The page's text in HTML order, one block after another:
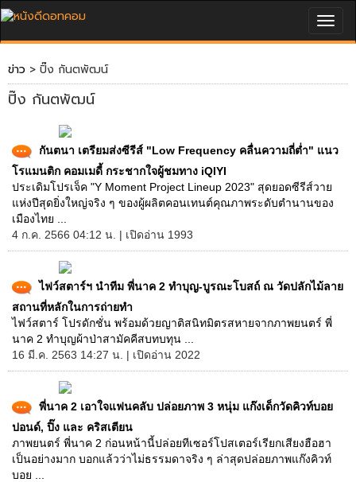
ข่าว > ปิ๊ง กันตพัฒน์
ปิ๊ง กันตพัฒน์
กันตนา เตรียมส่งซีรีส์ "Low Frequency คลื่นความถี่ต่ำ" แนว
โรแมนติก คอมเมดี้ กระชากใจผู้ชมทาง iQIYI
ประเดิมโปรเจ็ค "Y Moment Project Lineup 2023" สุดยอดซีรีส์วาย
แห่งปีสุดยิ่งใหญ่จริง ๆ ของผู้ผลิตคอนเทนต์คุณภาพระดับตำนานของ
เมืองไทย ...
4 ก.ค. 2566 04:12 น. | เปิดอ่าน 1993
ไฟว์สตาร์ฯ นำทีม พี่นาค 2 ทำบุญ-บูรณะโบสถ์ ณ วัดปลักไม้ลาย
สถานที่หลักในการถ่ายทำ
ไฟว์สตาร์ โปรดักชั่น พร้อมด้วยญาติสนิทมิตรสหายจากภาพยนตร์ พี่
นาค 2 ทำบุญผ้าป่าสามัคคีสบทบทุน ...
16 มี.ค. 2563 14:27 น. | เปิดอ่าน 2022
พี่นาค 2 เอาใจแฟนคลับ ปล่อยภาพ 3 หนุ่ม แก๊งเด็กวัดคิวท์บอย
ปอนด์, ปิ๊ง และ คริสเตียน
ภาพยนตร์ พี่นาค 2 ก่อนหน้านี้ปล่อยทีเซอร์โปสเตอร์เรียกเสียงฮือฮา
เป็นอย่างมาก บอกแล้วว่าไม่ธรรมดาจริง ๆ ล่าสุดปล่อยภาพแก๊งคิวท์
บอย ...